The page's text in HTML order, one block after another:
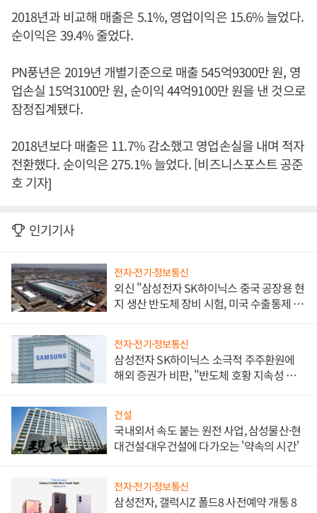
2018년과 비교해 매출은 5.1%, 영업이익은 15.6% 늘었다.
순이익은 39.4% 줄었다.
PN풍년은 2019년 개별기준으로 매출 545억9300만 원, 영
업손실 15억3100만 원, 순이익 44억9100만 원을 낸 것으로
잠정집계됐다.
2018년보다 매출은 11.7% 감소했고 영업손실을 내며 적자
전환했다. 순이익은 275.1% 늘었다. [비즈니스포스트 공준
호 기자]
인기기사
전자·전기·정보통신
외신 "삼성전자 SK하이닉스 중국 공장용 현
지 생산 반도체 장비 시험, 미국 수출통제 대
전자·전기·정보통신
삼성전자 SK하이닉스 소극적 주주환원에
해외 증권가 비판, "반도체 호황 지속성 의
건설
국내외서 속도 붙는 원전 사업, 삼성물산·현
대건설·대우건설에 다가오는 '약속의 시간'
전자·전기·정보통신
삼성전자, 갤럭시Z 폴드8 사전예약 개통 8